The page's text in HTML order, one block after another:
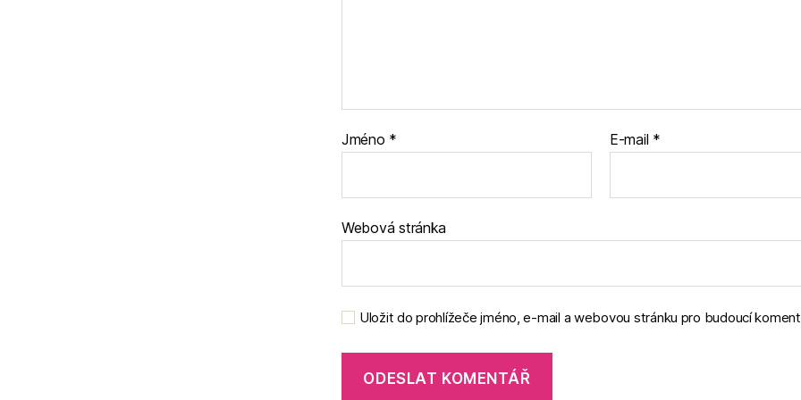
Jméno * E-mail *
Webová stránka
Uložit do prohlížeče jméno, e-mail a webovou stránku pro budoucí